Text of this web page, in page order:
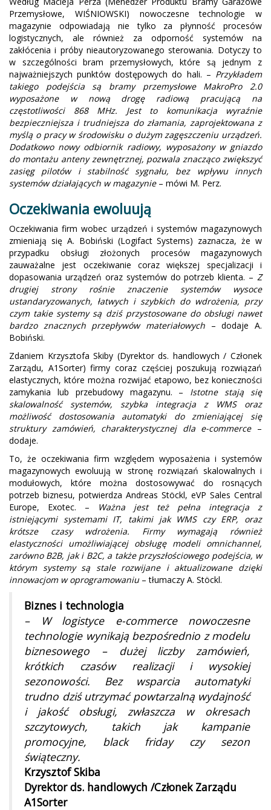
Przemysłowe, WIŚNIOWSKI) nowoczesne technologie w
magazynie odpowiadają nie tylko za płynność procesów
logistycznych, ale również za odporność systemów na
zakłócenia i próby nieautoryzowanego sterowania. Dotyczy to
w szczególności bram przemysłowych, które są jednym z
najważniejszych punktów dostępowych do hali. – Przykładem
takiego podejścia są bramy przemysłowe MakroPro 2.0
wyposażone w nową drogę radiową pracującą na
częstotliwości 868 MHz. Jest to komunikacja wyraźnie
bezpieczniejsza i trudniejsza do złamania, zaprojektowana z
myślą o pracy w środowisku o dużym zagęszczeniu urządzeń.
Dodatkowo nowy odbiornik radiowy, wyposażony w gniazdo
do montażu anteny zewnętrznej, pozwala znacząco zwiększyć
zasięg pilotów i stabilność sygnału, bez wpływu innych
systemów działających w magazynie – mówi M. Perz.
Oczekiwania ewoluują
Oczekiwania firm wobec urządzeń i systemów magazynowych
zmieniają się A. Bobiński (Logifact Systems) zaznacza, że w
przypadku obsługi złożonych procesów magazynowych
zauważalne jest oczekiwanie coraz większej specjalizacji i
dopasowania urządzeń oraz systemów do potrzeb klienta. – Z
drugiej strony rośnie znaczenie systemów wysoce
ustandaryzowanych, łatwych i szybkich do wdrożenia, przy
czym takie systemy są dziś przystosowane do obsługi nawet
bardzo znacznych przepływów materiałowych – dodaje A.
Bobiński.
Zdaniem Krzysztofa Skiby (Dyrektor ds. handlowych / Członek
Zarządu, A1Sorter) firmy coraz częściej poszukują rozwiązań
elastycznych, które można rozwijać etapowo, bez konieczności
zamykania lub przebudowy magazynu. – Istotne stają się
skalowalność systemów, szybka integracja z WMS oraz
możliwość dostosowania automatyki do zmieniającej się
struktury zamówień, charakterystycznej dla e-commerce–
dodaje.
To, że oczekiwania firm względem wyposażenia i systemów
magazynowych ewoluują w stronę rozwiązań skalowalnych i
modułowych, które można dostosowywać do rosnących
potrzeb biznesu, potwierdza Andreas Stöckl, eVP Sales Central
Europe, Exotec. –
Ważna jest też pełna integracja z
istniejącymi systemami IT, takimi jak WMS czy ERP, oraz
krótsze czasy wdrożenia. Firmy wymagają również
elastyczności umożliwiającej obsługę modeli omnichannel,
zarówno B2B, jak i B2C, a także przyszłościowego podejścia, w
którym systemy są stale rozwijane i aktualizowane dzięki
innowacjom w oprogramowaniu – tłumaczy A. Stöckl.
Biznes i technologia
– W logistyce e-commerce nowoczesne
technologie wynikają bezpośrednio z modelu
biznesowego – dużej liczby zamówień,
krótkich czasów realizacji i wysokiej
sezonowości. Bez wsparcia automatyki
trudno dziś utrzymać powtarzalną wydajność
i jakość obsługi, zwłaszcza w okresach
szczytowych, takich jak kampanie
promocyjne, black friday czy sezon
świąteczny.
Krzysztof Skiba
Dyrektor ds. handlowych /Członek Zarządu
A1Sorter